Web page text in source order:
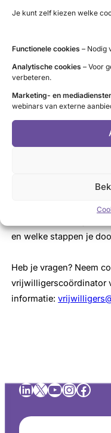
Je kunt zelf kiezen welke
Functionele cookies – Nodig
Analytische cookies – Voor
verbeteren.
Marketing- en
webinars van externe
volledige vergoeding
(basis) informatie over
jaarlijks een
mogelijkheid tot het
enthousiaste en
Wil je meer
Schrijf je in voor de
.
en welke stappen je
Heb je vragen? Neem
vrijwilligerscoördinator
informatie:
LinkedIn
X YouTube